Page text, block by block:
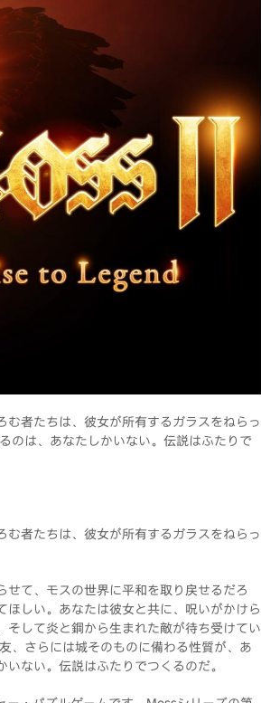
者たちは、彼女が所有するガラスをねらっ
のは、あなたしかいない。伝説はふたりで
者たちは、彼女が所有するガラスをねらっ
て、モスの世界に平和を取り戻せるだろ
しい。あなたは彼女と共に、呪いがかけら
して炎と鋼から生まれた敵が待ち受けてい
、さらには城そのものに備わる性質が、あ
ない。伝説はふたりでつくるのだ。